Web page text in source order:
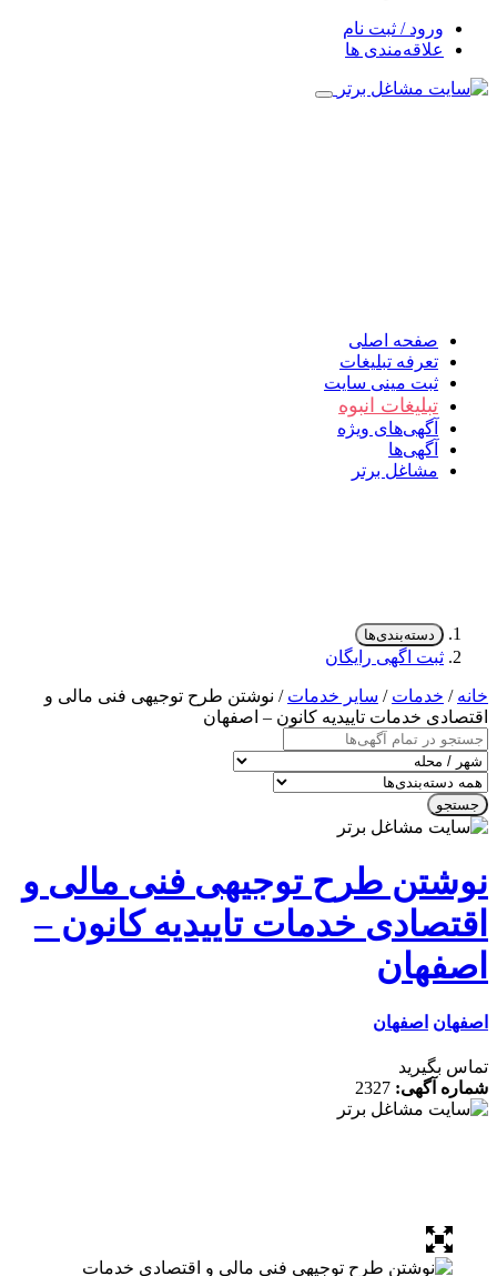
ورود / ثبت نام
علاقه‌مندی ها
صفحه اصلی
تعرفه تبلیغات
ثبت مینی سایت
تبلیغات انبوه
آگهی‌های ویژه
آگهی‌ها
مشاغل برتر
دسته‌بندی‌ها
ثبت اگهی رایگان
/خدمات/سایر خدمات/ نوشتن طرح توجیهی فنی مالی و
خدمات تاییدیه کانون – اصفهان
طرح توجیهی فنی مالی و
خدمات تاییدیه کانون –
اصفهان
بگیرید
آگهی:2327